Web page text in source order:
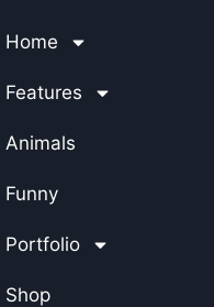
Home
Features
Animals
Funny
Portfolio
Shop